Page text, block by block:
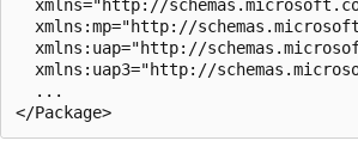
xmlns="http://
xmlns:mp="http://
xmlns:uap="http://
xmlns:uap3="http://
  ...